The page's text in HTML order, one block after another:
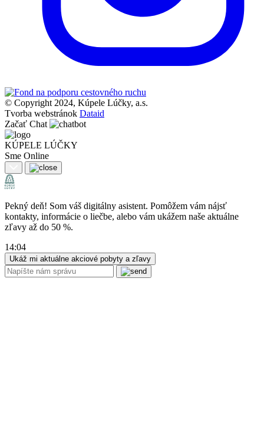
© Copyright 2024, Kúpele Lúčky, a.s.
Tvorba webstránok Dataid
Začať Chat
KÚPELE LÚČKY
Sme Online
Pekný deň! Som váš digitálny asistent. Pomôžem vám nájsť
kontakty, informácie o liečbe, alebo vám ukážem naše aktuálne
zľavy až do 50 %.
14:04
Ukáž mi aktuálne akciové pobyty a zľavy